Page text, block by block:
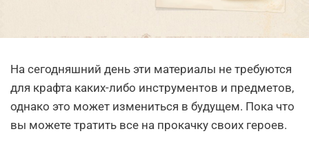
На сегодняшний день эти материалы не требуются
для крафта каких-либо инструментов и предметов,
однако это может измениться в будущем. Пока что
вы можете тратить все на прокачку своих героев.